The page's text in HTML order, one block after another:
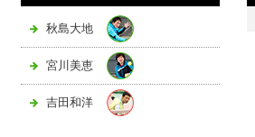
秋島大地
宮川美恵
吉田和洋